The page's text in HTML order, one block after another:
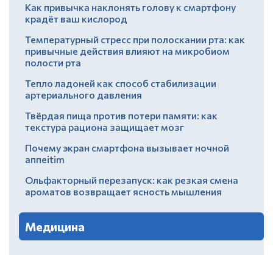
Как привычка наклонять голову к смартфону
крадёт ваш кислород
Температурный стресс при полоскании рта: как
привычные действия влияют на микробиом
полости рта
Тепло ладоней как способ стабилизации
артериального давления
Твёрдая пища против потери памяти: как
текстура рациона защищает мозг
Почему экран смартфона вызывает ночной
аппеitim
Ольфакторный перезапуск: как резкая смена
ароматов возвращает ясность мышления
Медицина